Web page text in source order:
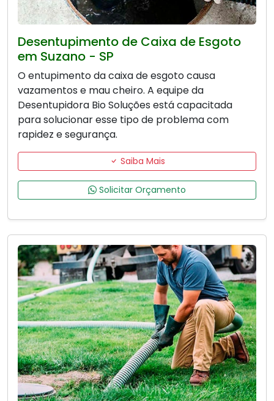
Desentupimento de Caixa de Esgoto
em Suzano - SP
O entupimento da caixa de esgoto causa
vazamentos e mau cheiro. A equipe da
Desentupidora Bio Soluções está capacitada
para solucionar esse tipo de problema com
rapidez e segurança.
Saiba Mais
Solicitar Orçamento